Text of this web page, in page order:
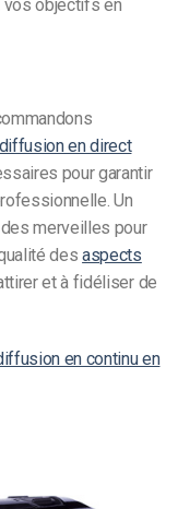
objectifs en
en direct
pour garantir
Un
merveilles pour
desaspects
et à fidéliser de
en continu en